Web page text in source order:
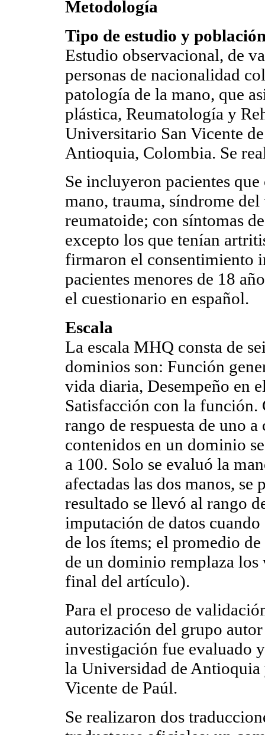
Metodología
Tipo de estudio y
Estudio observacional, de
personas de nacionalidad
patología de la mano, que
plástica, Reumatología y
Universitario San Vicente
Antioquia, Colombia. Se
Se incluyeron pacientes
mano, trauma, síndrome
reumatoide; con síntomas
excepto los que tenían
firmaron el consentimiento
pacientes menores de 18
el cuestionario en español.
Escala
La escala MHQ consta de
dominios son: Función
vida diaria, Desempeño en
Satisfacción con la función.
rango de respuesta de uno
contenidos en un dominio
a 100. Solo se evaluó la
afectadas las dos manos,
resultado se llevó al rango
imputación de datos
de los ítems; el promedio
de un dominio remplaza
final del artículo).
Para el proceso de
autorización del grupo
investigación fue evaluado
la Universidad de
Vicente de Paúl.
Se realizaron dos